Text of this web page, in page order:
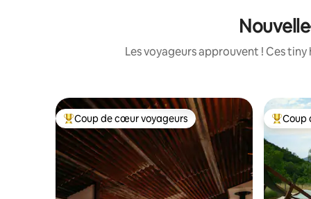
Les voyageurs approuvent ! Ces
Coups de cœur voyageurs les plus appréciés
Coup de cœur voyageurs Coups
Coup